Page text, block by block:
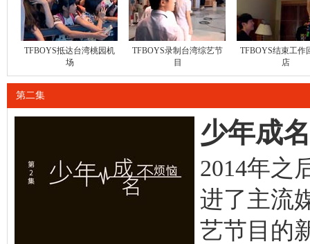
TFBOYS抵达台湾桃园机
场
TFBOYS录制台湾综艺节
目
TFBOYS结束工作
店
第二集
少年成
2014年之
进了主流
艺节目的